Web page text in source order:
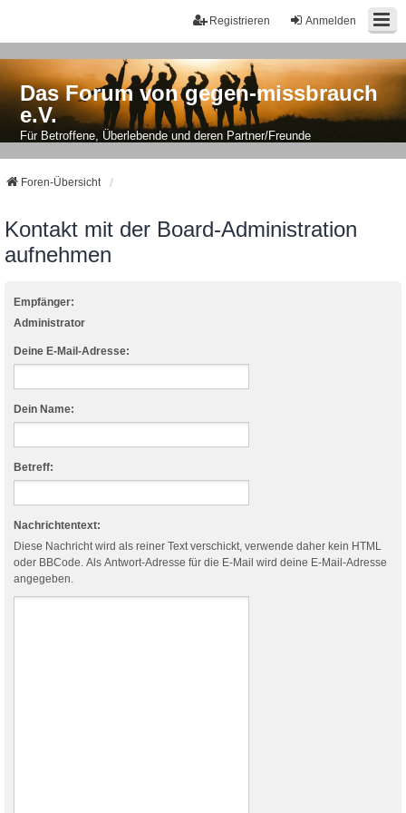
Anmelden
Registrieren
Das Forum von gegen-missbrauch
e.V.
Für Betroffene, Überlebende und deren Partner/Freunde
Foren-Übersicht
Kontakt mit der Board-Administration
aufnehmen
Empfänger:
Administrator
Deine E-Mail-Adresse:
Dein Name:
Betreff:
Nachrichtentext:
Diese Nachricht wird als reiner Text verschickt, verwende daher kein HTML
oder BBCode. Als Antwort-Adresse für die E-Mail wird deine E-Mail-Adresse
angegeben.